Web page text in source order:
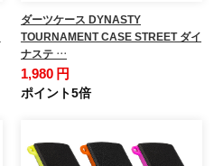
ダーツケース DYNASTY
TOURNAMENT CASE STREET ダイ
ナステ …
1,980 円
ポイント5倍